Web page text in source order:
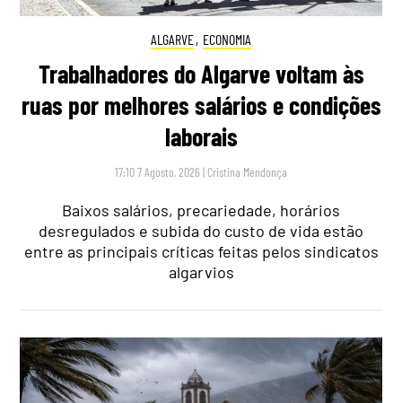
ALGARVE, ECONOMIA
Trabalhadores do Algarve voltam às
ruas por melhores salários e condições
laborais
17:10 7 Agosto, 2026 | Cristina Mendonça
Baixos salários, precariedade, horários
desregulados e subida do custo de vida estão
entre as principais críticas feitas pelos sindicatos
algarvios